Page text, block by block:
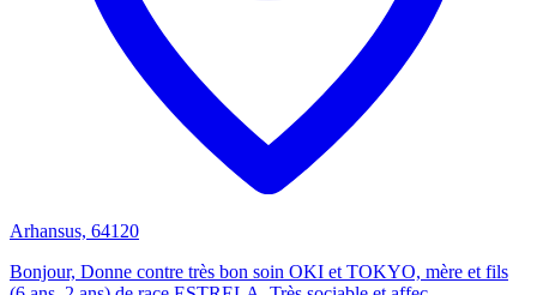
Arhansus, 64120
Bonjour, Donne contre très bon soin OKI et TOKYO, mère et fils